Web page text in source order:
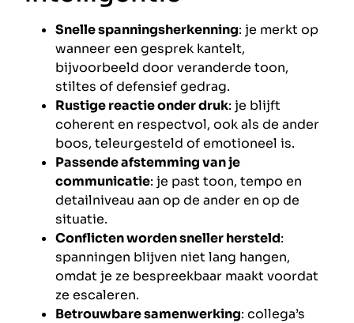
Snelle spanningsherkenning: je merkt op
wanneer een gesprek kantelt,
bijvoorbeeld door veranderde toon,
stiltes of defensief gedrag.
Rustige reactie onder druk: je blijft
coherent en respectvol, ook als de ander
boos, teleurgesteld of emotioneel is.
Passende afstemming van je
communicatie: je past toon, tempo en
detailniveau aan op de ander en op de
situatie.
Conflicten worden sneller hersteld:
spanningen blijven niet lang hangen,
omdat je ze bespreekbaar maakt voordat
ze escaleren.
Betrouwbare samenwerking: collega’s